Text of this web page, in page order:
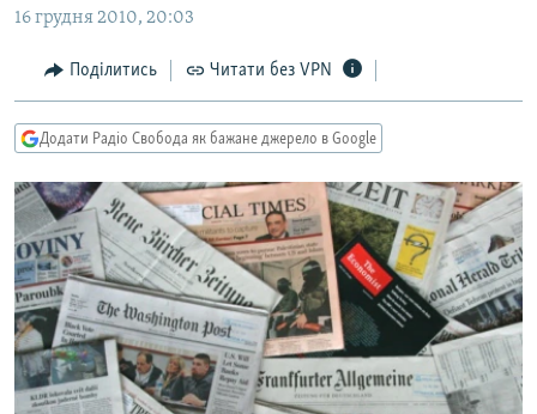
Перейти
пошуку
СУСПІЛЬСТВО
КУЛЬТУРА
УКРАЇНА
СВІТ
ДОНБАС.РЕАЛІЇ
КРИМ.РЕАЛІЇ
СХЕМИ
КИТАЙ.ВИКЛИКИ
МУЛЬТИМЕДІА
ФОТО
СПЕЦПРОЄКТИ
ПОДКАСТИ
16 грудня 2010, 20:03
Поділитись Читати без VPN
Додати Радіо Свобода як бажане джерело в Google